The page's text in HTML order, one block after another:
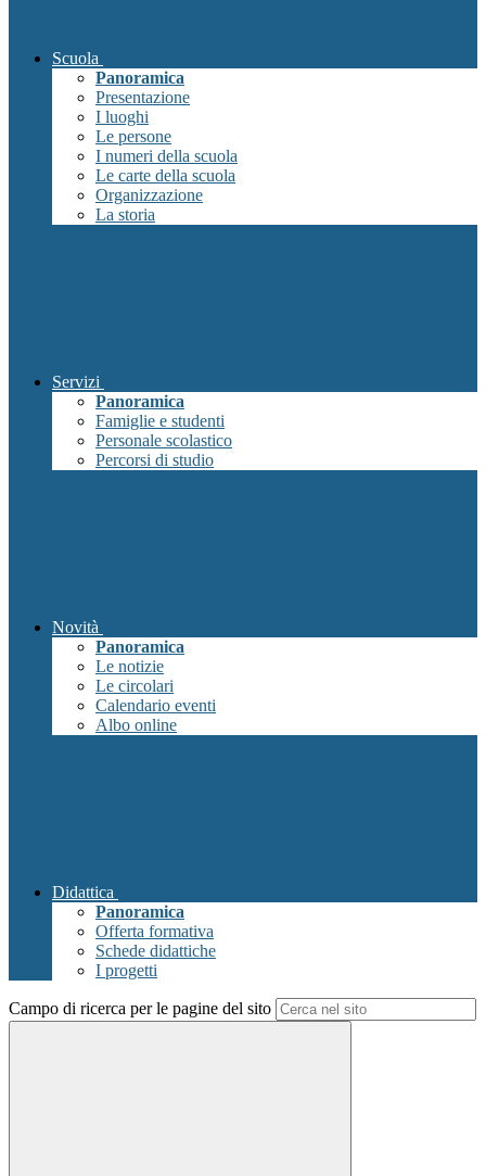
Scuola
Panoramica
Presentazione
I luoghi
Le persone
I numeri della scuola
Le carte della scuola
Organizzazione
La storia
Servizi
Panoramica
Famiglie e studenti
Personale scolastico
Percorsi di studio
Novità
Panoramica
Le notizie
Le circolari
Calendario eventi
Albo online
Didattica
Panoramica
Offerta formativa
Schede didattiche
I progetti
Campo di ricerca per le pagine del sito